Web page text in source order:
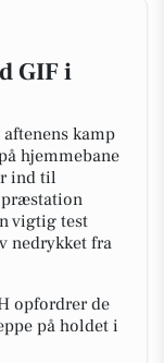
GIF i
kamp
hjemmebane
ind til
vigtig test
nedrykket fra
opfordrer de
på holdet i